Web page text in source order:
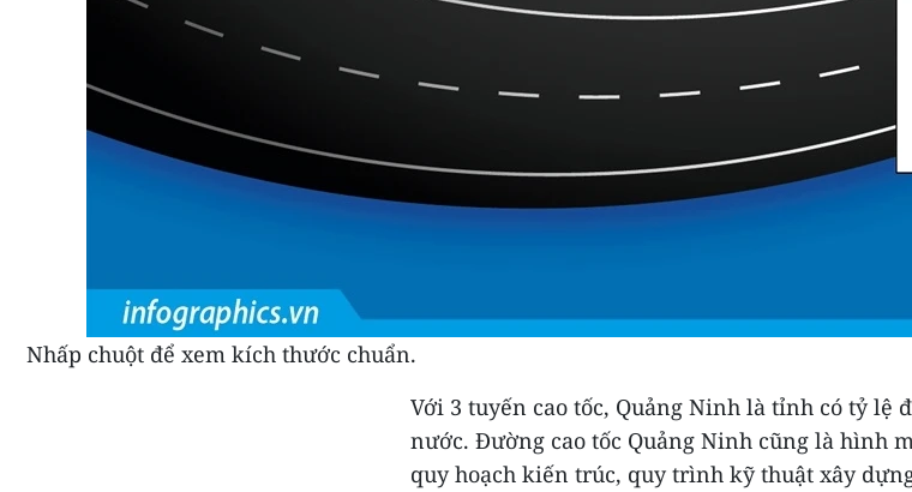
Nhấp chuột để xem kích thước chuẩn.
Với 3 tuyến cao tốc, Quảng Ninh là tỉnh có tỷ lệ
nước. Đường cao tốc Quảng Ninh cũng là hình
quy hoạch kiến trúc, quy trình kỹ thuật xây